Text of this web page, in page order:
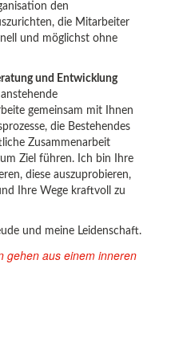
den
die Mitarbeiter
und möglichst ohne
und Entwicklung
gemeinsam mit Ihnen
die Bestehendes
Zusammenarbeit
Ziel führen. Ich bin Ihre
diese auszuprobieren,
Ihre Wege kraftvoll zu
und meine Leidenschaft.
gehen aus einem inneren